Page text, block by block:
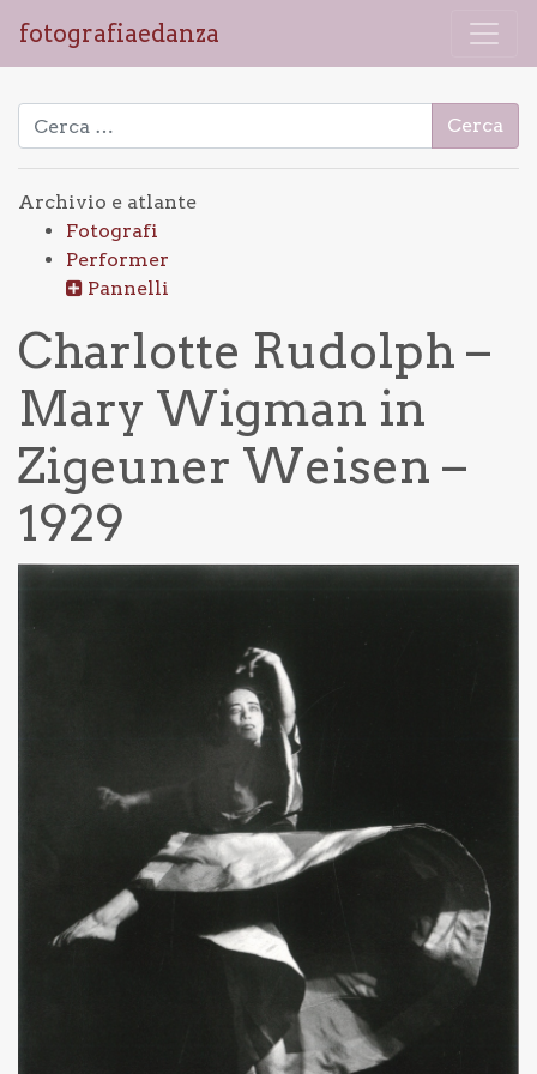
fotografiaedanza
Ricerca per:
Archivio e atlante
Fotografi
Performer
Pannelli
Charlotte Rudolph –
Mary Wigman in
Zigeuner Weisen –
1929